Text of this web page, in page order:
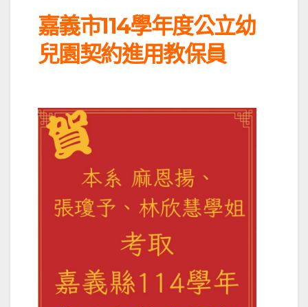
嘉義市114學年度公立幼
兒園契約進用教保員